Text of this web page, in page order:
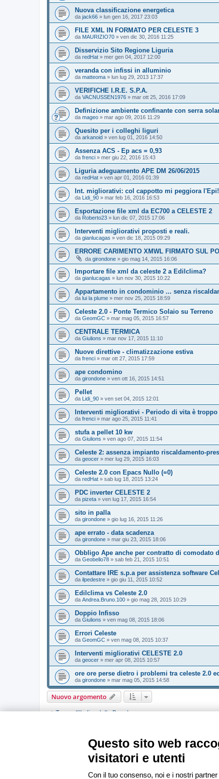
Nuova classificazione energetica
da jack66 » lun gen 16, 2017 23:03
FILE XML IN FORMATO PER CELESTE 3
da MAURIZIO70 » ven dic 30, 2016 11:25
Disservizio Sito Regione Liguria
da redHat » mer gen 04, 2017 12:00
veranda con infissi in alluminio
da matteoma » lun lug 29, 2013 17:37
VERIFICHE I.R.E. S.P.A.
da VACNUSSEN1976 » mar ott 25, 2016 17:09
Definizione ambiente confinante con serra
da mageo » mar ago 09, 2016 11:29
Quesito per i colleghi liguri
da arkanoid » ven lug 01, 2016 14:50
Assenza ACS - Ep acs = 0,93
da frenci » mer giu 22, 2016 15:43
Liguria adeguamento APE DM 26/06/2015
da redHat » ven apr 01, 2016 01:39
Int. migliorativi: col cappotto mi peggiora
da Lidi_90 » mar feb 16, 2016 16:53
Esportazione file xml da EC700 a CELESTE 2
da Roberto23 » lun dic 07, 2015 17:06
Interventi migliorativi proposti e reali.
da gianlucagas » ven dic 18, 2015 09:29
ERRORE CARIMENTO XMWL FIRMATO SUL
da girondone » gio mag 14, 2015 16:06
Importare file xml da celeste 2 a Edilclima?
da gianlucagas » lun nov 30, 2015 10:22
Appartamento in condominio ... senza
da lui la plume » mer nov 25, 2015 18:59
Celeste 2.0 - Ponte Termico Solaio su Terreno
da GeomGC » mar mag 05, 2015 16:57
CENTRALE TERMICA
da Giulions » mar nov 17, 2015 11:10
Nuove direttive - climatizzazione estiva
da frenci » mar ott 27, 2015 17:59
ape condomino
da girondone » ven ott 16, 2015 14:51
Pellet
da Lidi_90 » ven set 04, 2015 12:01
Interventi migliorativi - Periodo di vita è troppo
da frenci » mar ago 25, 2015 11:41
stufa a pellet 10 kw
da Giulions » ven ago 07, 2015 11:54
Celeste 2: assenza impianto riscaldamento-
da geocer » mer lug 29, 2015 16:03
Celeste 2.0 con Epacs Nullo (=0)
da redHat » sab lug 18, 2015 13:24
PDC inverter CELESTE 2
da pizeta » ven lug 17, 2015 16:54
sito in palla
da girondone » gio lug 16, 2015 11:26
ape errato - data scadenza
da girondone » mar giu 23, 2015 18:06
Obbligo Ape anche per contratto di comodato
da Geobello78 » sab feb 21, 2015 10:51
Contattare IRE s.p.a per assistenza software
da ilpedestre » gio giu 11, 2015 10:52
Edilclima vs Celeste 2.0
da Andrea.Bruno.100 » gio mag 28, 2015 10:29
Doppio Infisso
da Giulions » ven mag 08, 2015 18:06
Errori Celeste
da GeomGC » ven mag 08, 2015 10:37
Interventi migliorativi CELESTE 2.0
da geocer » mer apr 08, 2015 10:57
ore ore perse dietro i problemi tra celeste 2.0
da girondone » mar mag 05, 2015 14:58
Nuovo argomento
Torna all’Indice della Board
aprire nuovi argomenti
rispondere negli argomenti
modificare i tuoi messaggi
cancellare i tuoi messaggi
Questo sito web
visitatori e utenti
Con il tuo consenso, noi e i nostri